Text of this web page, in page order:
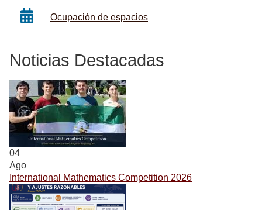
Ocupación de espacios
Noticias Destacadas
04
Ago
International Mathematics Competition 2026